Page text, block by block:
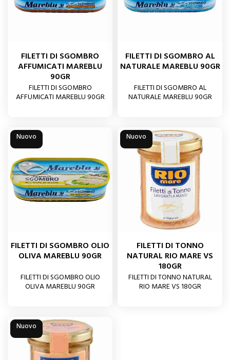
FILETTI DI SGOMBRO
AFFUMICATI MAREBLU
90GR
FILETTI DI SGOMBRO
AFFUMICATI MAREBLU 90GR
FILETTI DI SGOMBRO AL
NATURALE MAREBLU 90GR
FILETTI DI SGOMBRO AL
NATURALE MAREBLU 90GR
Nuovo
FILETTI DI SGOMBRO OLIO
OLIVA MAREBLU 90GR
FILETTI DI SGOMBRO OLIO
OLIVA MAREBLU 90GR
Nuovo
FILETTI DI TONNO
NATURAL RIO MARE VS
180GR
FILETTI DI TONNO NATURAL
RIO MARE VS 180GR
Nuovo